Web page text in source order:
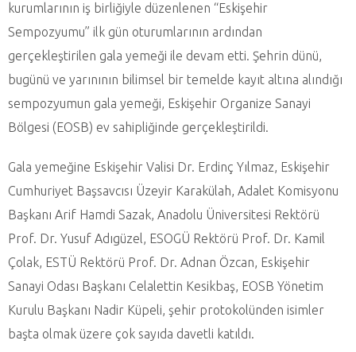
kurumlarının iş birliğiyle düzenlenen “Eskişehir
Sempozyumu” ilk gün oturumlarının ardından
gerçekleştirilen gala yemeği ile devam etti. Şehrin dünü,
bugünü ve yarınının bilimsel bir temelde kayıt altına alındığı
sempozyumun gala yemeği, Eskişehir Organize Sanayi
Bölgesi (EOSB) ev sahipliğinde gerçekleştirildi.
Gala yemeğine Eskişehir Valisi Dr. Erdinç Yılmaz, Eskişehir
Cumhuriyet Başsavcısı Üzeyir Karakülah, Adalet Komisyonu
Başkanı Arif Hamdi Sazak, Anadolu Üniversitesi Rektörü
Prof. Dr. Yusuf Adıgüzel, ESOGÜ Rektörü Prof. Dr. Kamil
Çolak, ESTÜ Rektörü Prof. Dr. Adnan Özcan, Eskişehir
Sanayi Odası Başkanı Celalettin Kesikbaş, EOSB Yönetim
Kurulu Başkanı Nadir Küpeli, şehir protokolünden isimler
başta olmak üzere çok sayıda davetli katıldı.